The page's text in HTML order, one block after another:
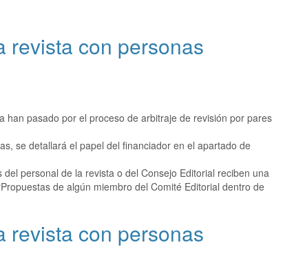
con personas
han pasado por el proceso de arbitraje de revisión por pares
se detallará el papel del financiador en el apartado de
personal de la revista o del Consejo Editorial reciben una
de algún miembro del Comité Editorial dentro de
con personas